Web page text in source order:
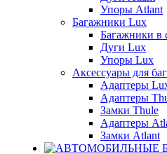
Упоры Atlant
Багажники Lux
Багажники в
Дуги Lux
Упоры Lux
Аксессуары для
Адаптеры
Адаптеры
Замки Thule
Адаптеры
Замки Atlant